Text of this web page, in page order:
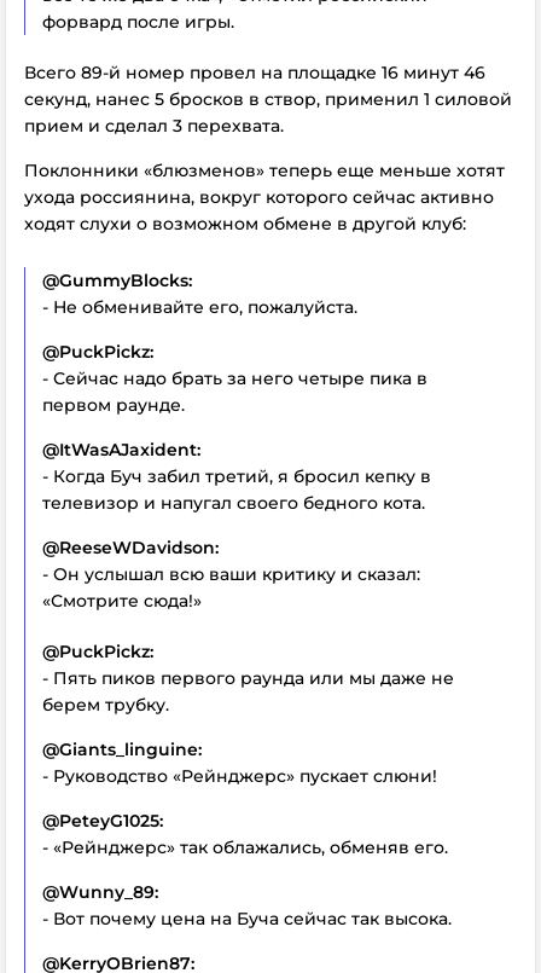
форвард после игры.
Всего 89-й номер провел на площадке 16 минут 46
секунд, нанес 5 бросков в створ, применил 1 силовой
прием и сделал 3 перехвата.
Поклонники «блюзменов» теперь еще меньше хотят
ухода россиянина, вокруг которого сейчас активно
ходят слухи о возможном обмене в другой клуб:
@GummyBlocks:
- Не обменивайте его, пожалуйста.
@PuckPickz:
- Сейчас надо брать за него четыре пика в
первом раунде.
@ItWasAJaxident:
- Когда Буч забил третий, я бросил кепку в
телевизор и напугал своего бедного кота.
@ReeseWDavidson:
- Он услышал всю ваши критику и сказал:
«Смотрите сюда!»
@PuckPickz:
- Пять пиков первого раунда или мы даже не
берем трубку.
@Giants_linguine:
- Руководство «Рейнджерс» пускает слюни!
@PeteyG1025:
- «Рейнджерс» так облажались, обменяв его.
@Wunny_89:
- Вот почему цена на Буча сейчас так высока.
@KerryOBrien87: